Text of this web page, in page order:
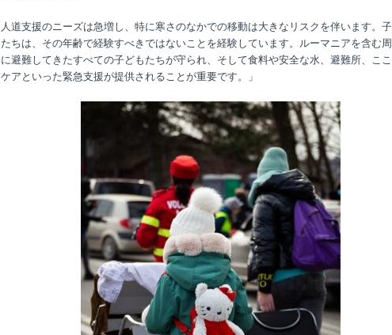
人道支援のニーズは急増し、特に寒さのなかでの移動は大きなリスクを伴います。
たちは、その年齢で経験すべきではないことを経験しています。ルーマニアを含む
に避難してきたすべての子どもたちが守られ、そして食料や安全な水、避難所、こ
ケアといった緊急支援が提供されることが重要です。」